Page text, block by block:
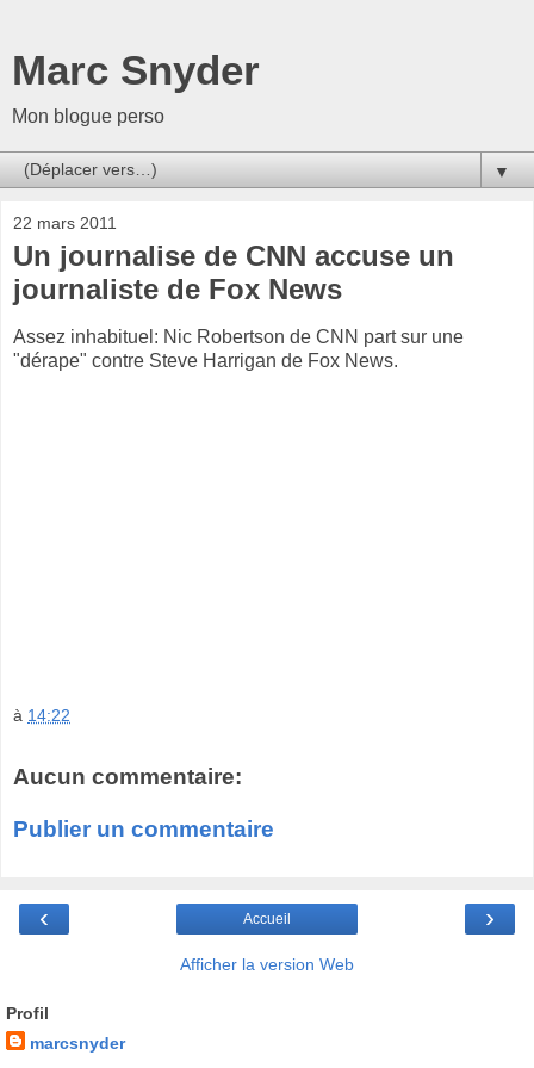
Marc Snyder
Mon blogue perso
▼
22 mars 2011
Un journalise de CNN accuse un
journaliste de Fox News
Assez inhabituel: Nic Robertson de CNN part sur une
"dérape" contre Steve Harrigan de Fox News.
à 14:22
Aucun commentaire:
Publier un commentaire
‹ ›
Accueil
Afficher la version Web
Profil
marcsnyder